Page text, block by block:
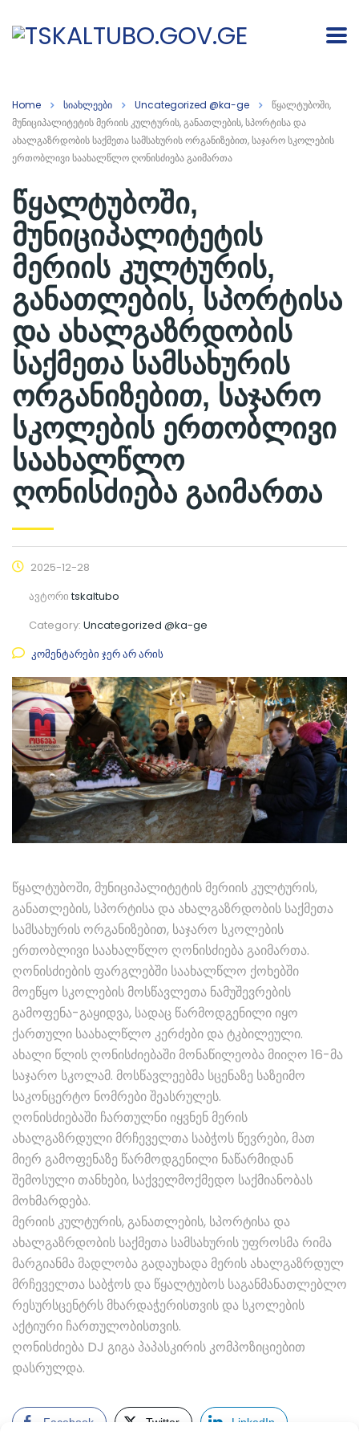
Home სიახლეები Uncategorized @ka-ge
წყალტუბოში,
მუნიციპალიტეტის მერიის კულტურის, განათლების, სპორტისა და
ახალგაზრდობის საქმეთა სამსახურის ორგანიზებით, საჯარო სკოლების
ერთობლივი საახალწლო ღონისძიება გაიმართა
წყალტუბოში,
მუნიციპალიტეტის
მერიის კულტურის,
განათლების, სპორტისა
და ახალგაზრდობის
საქმეთა სამსახურის
ორგანიზებით, საჯარო
სკოლების ერთობლივი
საახალწლო
ღონისძიება გაიმართა
2025-12-28
ავტორიtskaltubo
Category: Uncategorized @ka-ge
კომენტარები ჯერ არ არის
წყალტუბოში, მუნიციპალიტეტის მერიის კულტურის,
განათლების, სპორტისა და ახალგაზრდობის საქმეთა
სამსახურის ორგანიზებით, საჯარო სკოლების
ერთობლივი საახალწლო ღონისძიება გაიმართა.
ღონისძიების ფარგლებში საახალწლო ქოხებში
მოეწყო სკოლების მოსწავლეთა ნამუშევრების
გამოფენა-გაყიდვა, სადაც წარმოდგენილი იყო
ქართული საახალწლო კერძები და ტკბილეული.
ახალი წლის ღონისძიებაში მონაწილეობა მიიღო 16-მა
საჯარო სკოლამ. მოსწავლეებმა სცენაზე საზეიმო
საკონცერტო ნომრები შეასრულეს.
ღონისძიებაში ჩართულნი იყვნენ მერის
ახალგაზრდული მრჩეველთა საბჭოს წევრები, მათ
მიერ გამოფენაზე წარმოდგენილი ნაწარმიდან
შემოსული თანხები, საქველმოქმედო საქმიანობას
მოხმარდება.
მერიის კულტურის, განათლების, სპორტისა და
ახალგაზრდობის საქმეთა სამსახურის უფროსმა რიმა
მარგიანმა მადლობა გადაუხადა მერის ახალგაზრდულ
მრჩეველთა საბჭოს და წყალტუბოს საგანმანათლებლო
რესურსცენტრს მხარდაჭერისთვის და სკოლების
აქტიური ჩართულობისთვის.
ღონისძიება DJ გიგა პაპასკირის კომპოზიციებით
დასრულდა.
Facebook Twitter LinkedIn